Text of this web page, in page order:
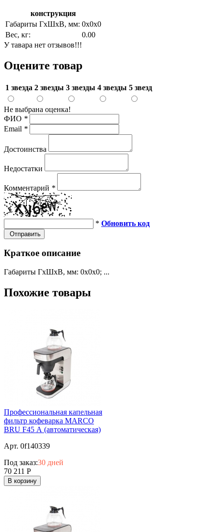
конструкция
Габариты ГхШхВ, мм: 0х0х0
Вес, кг:
0.00
У тавара нет отзывов!!!
Оцените товар
1 звезда 2 звезды 3 звезды 4 звезды 5 звезд
Не выбрана оценка!
ФИО *
Email *
Достоинства
Недостатки
Комментарий *
* Обновить код
Отправить
Краткое описание
Габариты ГхШхВ, мм: 0х0х0; ...
Похожие товары
Профессиональная капельная
фильтр кофеварка MARCO
BRU F45 А (автоматическая)
Арт. 0f140339
Под заказ:30 дней
70 211 Р
В корзину